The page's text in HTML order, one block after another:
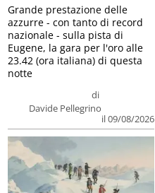
di
Davide Pellegrino
il 09/08/2026
Grande prestazione delle
azzurre - con tanto di record
nazionale - sulla pista di
Eugene, la gara per l'oro alle
23.42 (ora italiana) di questa
notte